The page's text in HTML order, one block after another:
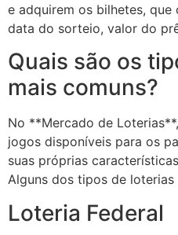
e adquirem os bilhetes,
data do sorteio, valor do
Quais são os
mais comuns?
No **Mercado de
jogos disponíveis para os
suas próprias
Alguns dos tipos de loterias
Loteria Federal